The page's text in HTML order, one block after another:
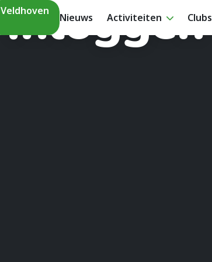
Veldhoven
Nieuws Activiteiten Clubs
Inloggen